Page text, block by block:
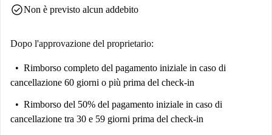
check_circleNon è previsto alcun addebito
Dopo l'approvazione del proprietario:
Rimborso completo del pagamento iniziale in caso di
cancellazione 60 giorni o più prima del check-in
Rimborso del 50% del pagamento iniziale in caso di
cancellazione tra 30 e 59 giorni prima del check-in